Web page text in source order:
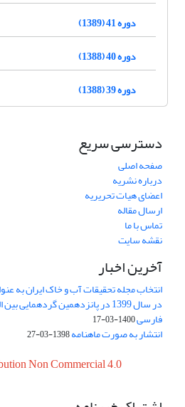
دوره 41 (1389)
دوره 40 (1388)
دوره 39 (1388)
دسترسی سریع
صفحه اصلی
درباره نشریه
اعضای هیات تحریریه
ارسال مقاله
تماس با ما
نقشه سایت
آخرین اخبار
انتخاب مجله تحقیقات آب و خاک ایران به
در سال 1399 در پانزدهمین
فارسی1400-03-17
انتشار به صورت ماهنامه1398-03-27
Non Commercial 4.0